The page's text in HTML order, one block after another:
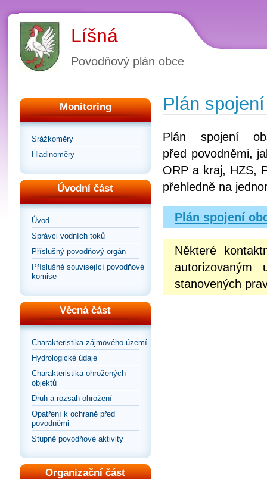
Líšná
Povodňový plán obce
Monitoring
Srážkoměry
Hladinoměry
Úvodní část
Úvod
Správci vodních toků
Příslušný povodňový orgán
Příslušné související povodňové
komise
Věcná část
Charakteristika zájmového území
Hydrologické údaje
Charakteristika ohrožených
objektů
Druh a rozsah ohrožení
Opatření k ochraně před
povodněmi
Stupně povodňové aktivity
Organizační část
Plán
Plán spojení
před povodněmi,
ORP a kraj, HZS,
přehledně na
Plán spojení
Některé
stanovených